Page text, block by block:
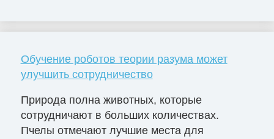
Обучение роботов теории разума может
улучшить сотрудничество
Природа полна животных, которые
сотрудничают в больших количествах.
Пчелы отмечают лучшие места для